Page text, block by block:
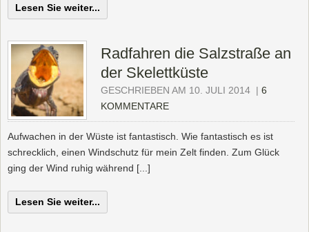
Lesen Sie weiter...
Radfahren die Salzstraße an
der Skelettküste
GESCHRIEBEN AM 10. JULI 2014 | 6
KOMMENTARE
Aufwachen in der Wüste ist fantastisch. Wie fantastisch es ist
schrecklich, einen Windschutz für mein Zelt finden. Zum Glück
ging der Wind ruhig während [...]
Lesen Sie weiter...